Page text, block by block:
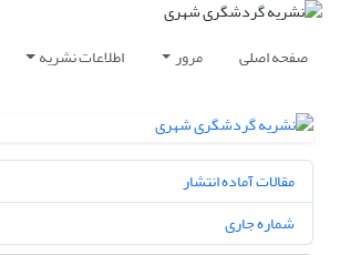
صفحه اصلی مرور اطلاعات نشریه
مقالات آماده انتشار
شماره جاری